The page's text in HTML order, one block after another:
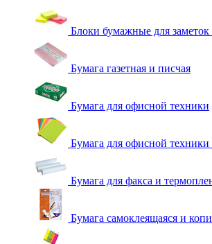
Блоки бумажные для заметок
Бумага газетная и писчая
Бумага для офисной техники
Бумага для офисной техники
Бумага для факса и
Бумага самоклеящаяся и